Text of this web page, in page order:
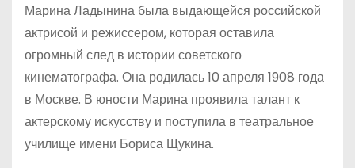
Марина Ладынина была выдающейся российской
актрисой и режиссером, которая оставила
огромный след в истории советского
кинематографа. Она родилась 10 апреля 1908 года
в Москве. В юности Марина проявила талант к
актерскому искусству и поступила в театральное
училище имени Бориса Щукина.